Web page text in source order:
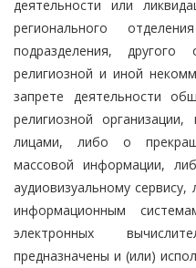
деятельности или
регионального
подразделения, другого
религиозной и иной
запрете деятельности
религиозной
лицами, либо о
массовой информации,
аудиовизуальному
информационным
электронных
предназначены и (или)